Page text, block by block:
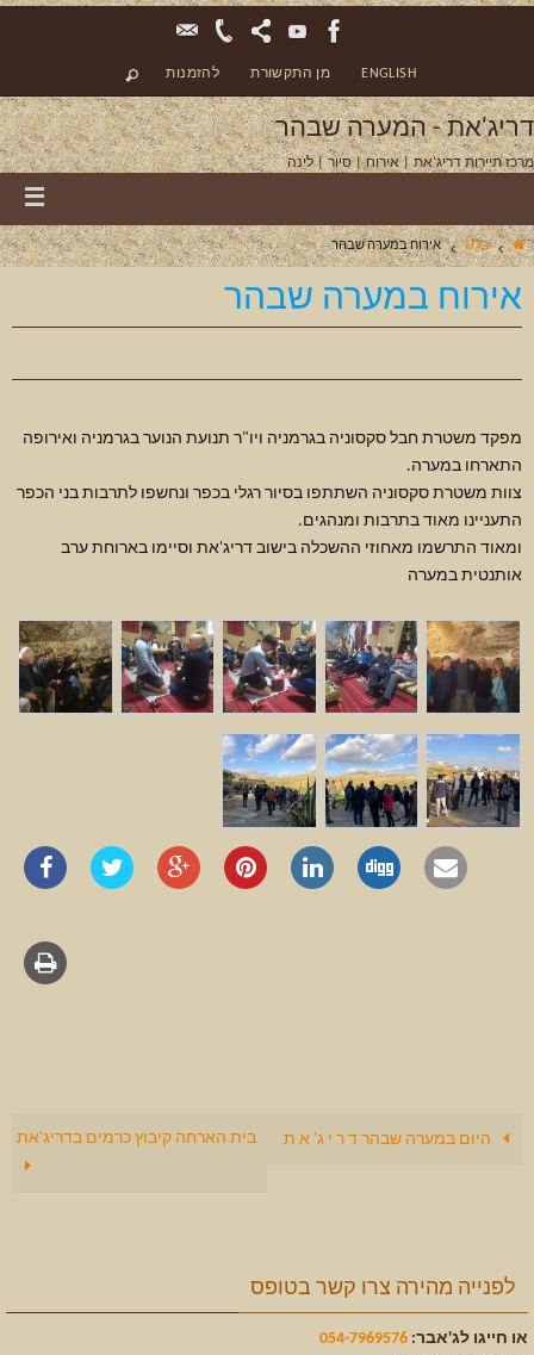
ENGLISH מן התקשורת להזמנות
דריג'את - המערה שבהר
מרכז תיירות דריג'את | אירוח | סיור | לינה
בלוג אירוח במערה שבהר
אירוח במערה שבהר
מפקד משטרת חבל סקסוניה בגרמניה ויו"ר תנועת הנוער בגרמניה ואירופה
התארחו במערה.
צוות משטרת סקסוניה השתתפו בסיור רגלי בכפר ונחשפו לתרבות בני הכפר
התעניינו מאוד בתרבות ומנהגים.
ומאוד התרשמו מאחוזי ההשכלה בישוב דריג'את וסיימו בארוחת ערב
אותנטית במערה
היום במערה שבהר ד ר י ג' א ת בית הארחה קיבוץ כרמים בדריג'את
לפנייה מהירה צרו קשר בטופס
או חייגו לג'אבר: 054-7969576